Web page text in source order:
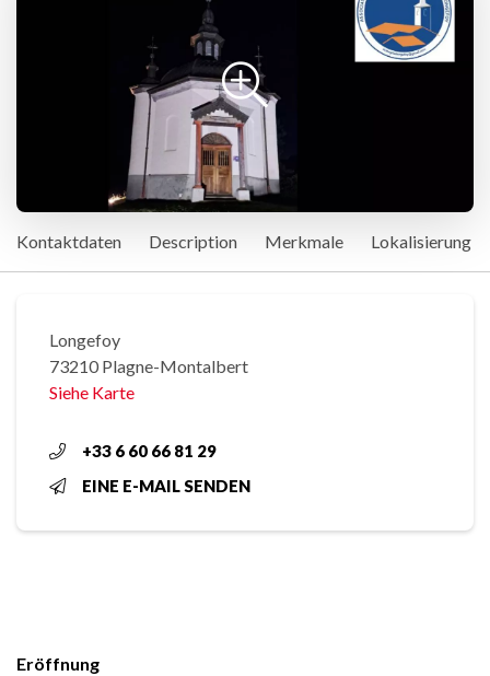
Kontaktdaten Description Merkmale Lokalisierung
Longefoy
73210 Plagne-Montalbert
Siehe Karte
+33 6 60 66 81 29
EINE E-MAIL SENDEN
Eröffnung